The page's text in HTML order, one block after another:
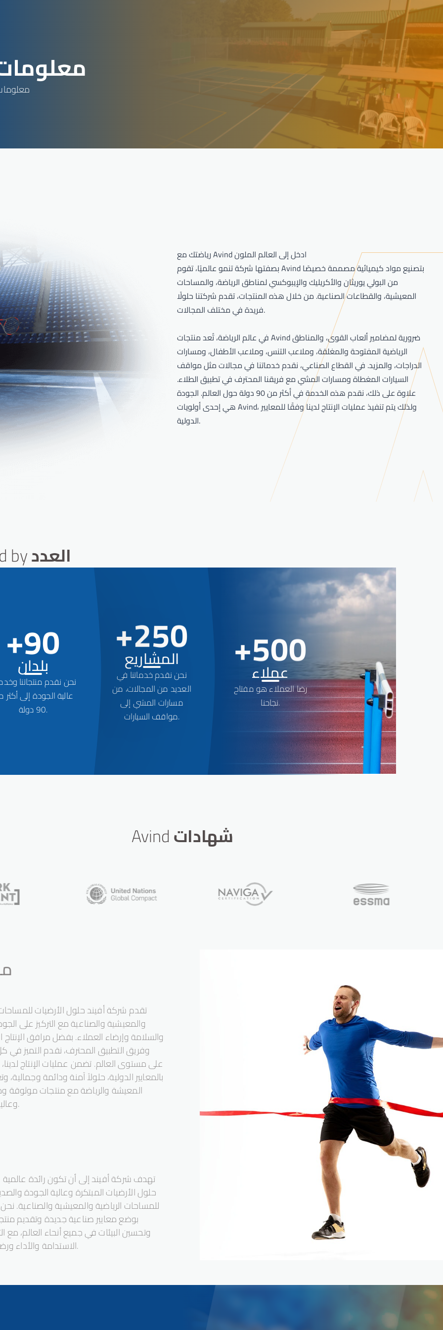
رياضتك مع Avindادخل إلى العالم الملون
بصفتها شركة تنمو عالميًا، تقوم Avind بتصنيع مواد كيميائية مصممة خصيصًا
من البولي يوريثان والأكريليك والإيبوكسي لمناطق الرياضة، والمساحات
المعيشية، والقطاعات الصناعية. من خلال هذه المنتجات، تقدم شركتنا حلولًا
فريدة في مختلف المجالات.
في عالم الرياضة، تُعد منتجات Avind ضرورية لمضامير ألعاب القوى، والمناطق
الرياضية المفتوحة والمغلقة، وملاعب التنس، وملاعب الأطفال، ومسارات
الدراجات، والمزيد. في القطاع الصناعي، نقدم خدماتنا في مجالات مثل مواقف
السيارات المغطاة ومسارات المشي مع فريقنا المحترف في تطبيق الطلاء.
علاوة على ذلك، نقدم هذه الخدمة في أكثر من 90 دولة حول العالم. الجودة
هي إحدى أولويات Avind، ولذلك يتم تنفيذ عمليات الإنتاج لدينا وفقًا للمعايير
الدولية.
byالعدد
+
0
1
2
3
6
7
90
1
2
4
بلدان
نحن نقدم منتجاتنا
عالية الجودة إلى
90 دولة.
+
0
2
3
4
5
6
7
8
9
3
5
6
7
8
9
0
1
2
3
4
5
6
7
المشاريع
نحن نقدم خدماتنا في
العديد من المجالات، من
مسارات المشي إلى
مواقف السيارات.
+
0
1
2
3
5
6
7
8
9
0
1
2
3
4
7
8
0
1
2
3
4
عملاء
رضا العملاء هو مفتاح
نجاحنا.
Avindشهادات
تقدم شركة أفيند حلول الأرضيات
والمعيشية والصناعية مع التركيز على
والسلامة وإرضاء العملاء. بفضل مرافق
وفريق التطبيق المحترف، نقدم التميز
على مستوى العالم. تضمن عمليات الإنتاج لدينا،
بالمعايير الدولية، حلولاً آمنة ودائمة وجمالية،
المعيشة والرياضة مع منتجات موثوقة
وعالية الجودة.
تهدف شركة أفيند إلى أن تكون رائدة
حلول الأرضيات المبتكرة وعالية الجودة
للمساحات الرياضية والمعيشية والصناعية.
بوضع معايير صناعية جديدة وتقديم
وتحسين البيئات في جميع أنحاء العالم، مع
الاستدامة والأداء ورضا العملاء.